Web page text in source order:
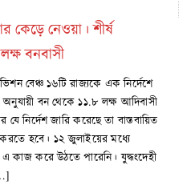
কেড়ে নেওয়া। শীর্ষ
বনবাসী
বেঞ্চ ১৬টি রাজ্যকে এক নির্দেশে
অনুযায়ী বন থেকে ১১.৮ লক্ষ আদিবাসী
নির্দেশ জারি করেছে তা বাস্তবায়িত
হবে। ১২ জুলাইয়ের মধ্যে
কাজ করে উঠতে পারেনি। যুদ্ধংদেহী